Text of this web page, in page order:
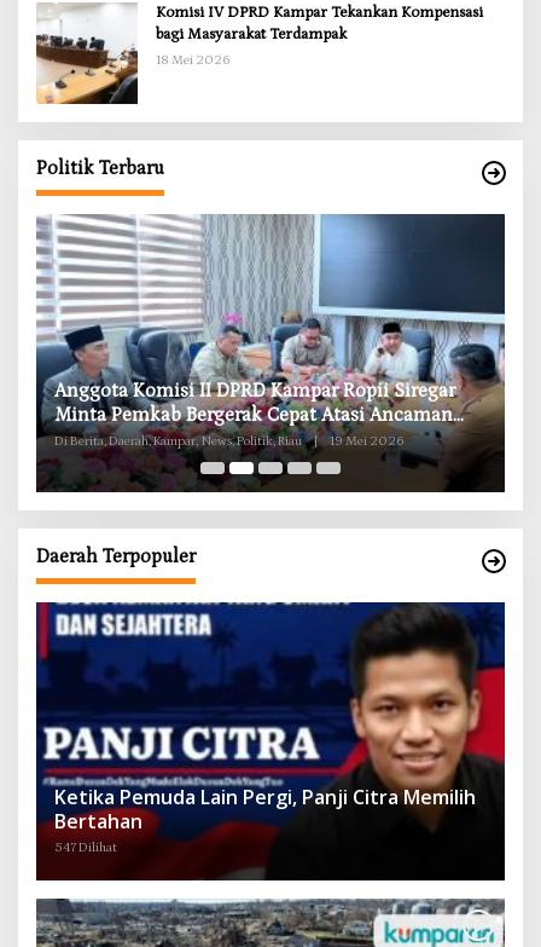
Komisi IV DPRD Kampar Tekankan Kompensasi
bagi Masyarakat Terdampak
18 Mei 2026
Politik Terbaru
Anggota Komisi II DPRD Kampar Ropii Siregar
Minta Pemkab Bergerak Cepat Atasi Ancaman
Kekosongan Obat demi Wujudkan Kampar Dihati
Di Berita, Daerah, Kampar, News, Politik, Riau | 19 Mei 2026
Daerah Terpopuler
Ketika Pemuda Lain Pergi, Panji Citra Memilih
Bertahan
547 Dilihat